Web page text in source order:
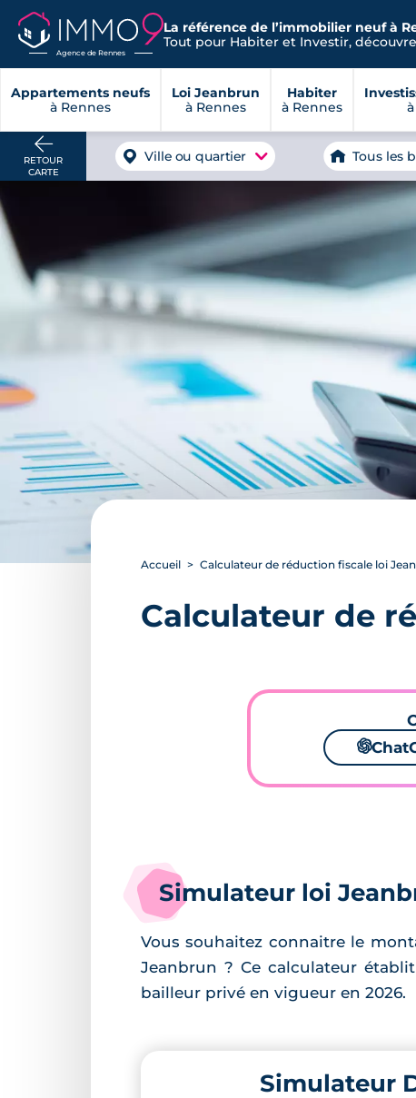
Agence de Rennes
La référence de l’immobilier neuf à
Tout pour Habiter et Investir,
Appartements neufs
à Rennes
Loi Jeanbrun
à Rennes
Habiter
à Rennes
RETOUR
CARTE
Ville ou quartier Tous les
Accueil Calculateur de réduction fiscale loi
Calculateur de
🌌
Simulateur loi
Vous souhaitez connaitre le
Jeanbrun ? Ce calculateur
bailleur privé en vigueur en 2026.
Simulateur